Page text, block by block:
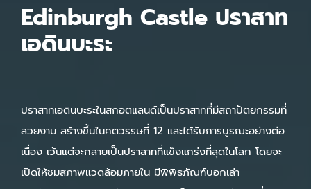
Edinburgh Castle ปราสาท
เอดินบะระ
ปราสาทเอดินบะระในสกอตแลนด์เป็นปราสาทที่มีสถาปัตยกรรมที่
สวยงาม สร้างขึ้นในศตวรรษที่ 12 และได้รับการบูรณะอย่างต่อ
เนื่อง เว้นแต่จะกลายเป็นปราสาทที่แข็งแกร่งที่สุดในโลก โดยจะ
เปิดให้ชมสภาพแวดล้อมภายใน มีพิพิธภัณฑ์บอกเล่า